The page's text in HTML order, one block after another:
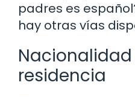
padres es
hay otras vías
residencia